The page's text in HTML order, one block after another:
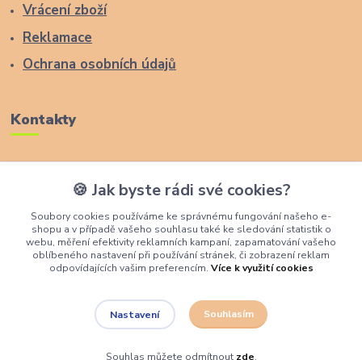
Vrácení zboží
Reklamace
Ochrana osobních údajů
Kontakty
+420 774 291 043
info@rostouci-zidle.cz
🍪 Jak byste rádi své cookies?
Soubory cookies používáme ke správnému fungování našeho e-
shopu a v případě vašeho souhlasu také ke sledování statistik o
webu, měření efektivity reklamních kampaní, zapamatování vašeho
oblíbeného nastavení při používání stránek, či zobrazení reklam
odpovídajících vašim preferencím. Více k využití cookies
Nastavení Souhlasím
Souhlas můžete odmítnout zde.